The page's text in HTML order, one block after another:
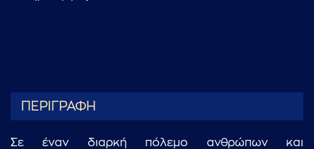
ΠΕΡΙΓΡΑΦΗ
Σε έναν διαρκή πόλεμο ανθρώπων και